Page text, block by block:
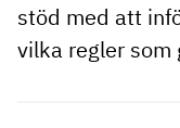
stöd med att
vilka regler som